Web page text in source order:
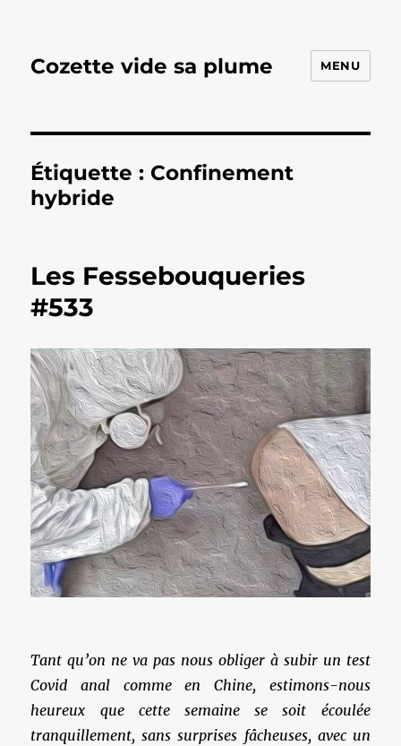
Cozette vide sa plume MENU
Étiquette : Confinement
hybride
Les Fessebouqueries
#533
Tant qu’on ne va pas nous obliger à subir un test
Covid anal comme en Chine, estimons-nous
heureux que cette semaine se soit écoulée
tranquillement, sans surprises fâcheuses, avec un